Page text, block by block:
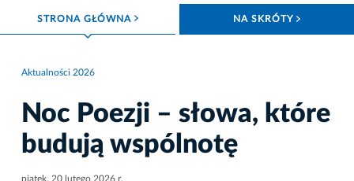
STRONA GŁÓWNA ROZWIŃ MENU NA SKRÓTY
Aktualności 2026
Noc Poezji – słowa, które
budują wspólnotę
piątek, 20 lutego 2026 r.